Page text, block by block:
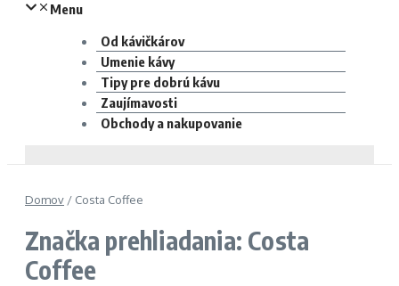
Menu
Od kávičkárov
Umenie kávy
Tipy pre dobrú kávu
Zaujímavosti
Obchody a nakupovanie
Domov / Costa Coffee
Značka prehliadania: Costa
Coffee